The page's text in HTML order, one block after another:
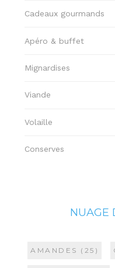
Cadeaux gourmands
Apéro & buffet
Mignardises
Viande
Volaille
Conserves
NUAGE
AMANDES (25)